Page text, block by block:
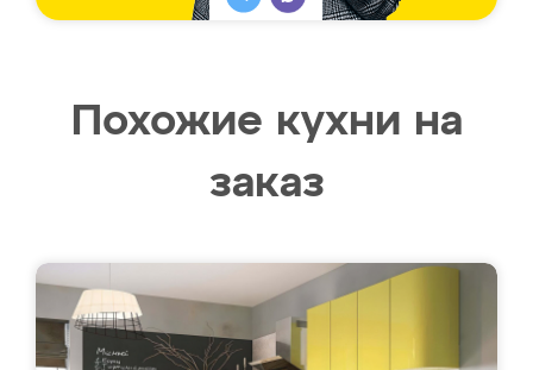
Похожие кухни на
заказ